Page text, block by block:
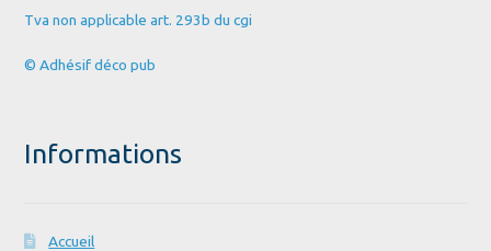
Tva non applicable art. 293b du cgi
© Adhésif déco pub
Informations
Accueil